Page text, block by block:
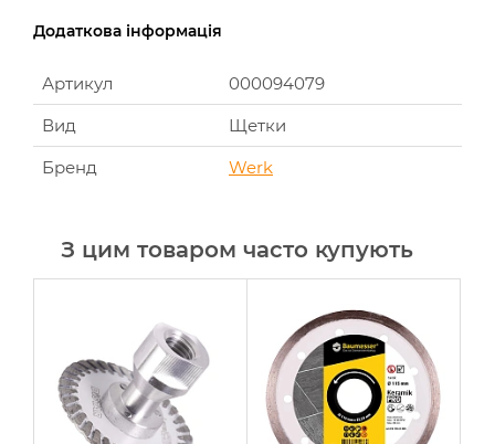
Додаткова інформація
Артикул
000094079
Вид
Щетки
Бренд
Werk
З цим товаром часто купують